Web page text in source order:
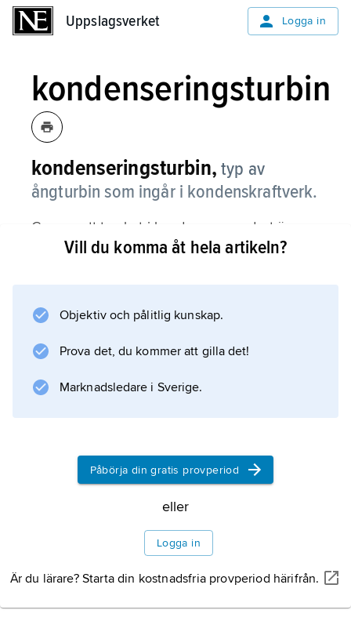
Uppslagsverket Logga in
kondenseringsturbin
kondenseringsturbin, typ av
ångturbin som ingår i kondenskraftverk.
Genom att trycket i kondensorn endast är
kondensatets ångtryck kan
vilket möjliggör större effektutbyte.
Information om artikeln
Vill du komma åt hela artikeln?
Objektiv och pålitlig kunskap.
Prova det, du kommer att gilla det!
Marknadsledare i Sverige.
Påbörja din gratis provperiod
eller
Logga in
Är du lärare? Starta din kostnadsfria provperiod härifrån.